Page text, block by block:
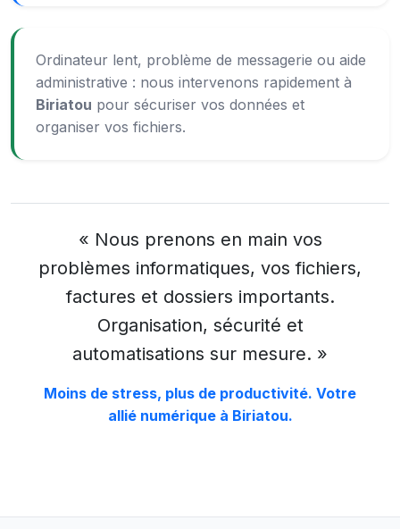
Ordinateur lent, problème de messagerie ou aide
administrative : nous intervenons rapidement à
Biriatou pour sécuriser vos données et
organiser vos fichiers.
« Nous prenons en main vos
problèmes informatiques, vos fichiers,
factures et dossiers importants.
Organisation, sécurité et
automatisations sur mesure. »
Moins de stress, plus de productivité. Votre
allié numérique à Biriatou.